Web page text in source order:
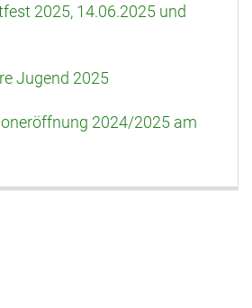
2025, 14.06.2025 und
Jugend 2025
2024/2025 am